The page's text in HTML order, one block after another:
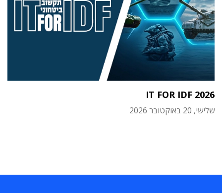
IT FOR IDF 2026
שלישי, 20 באוקטובר 2026